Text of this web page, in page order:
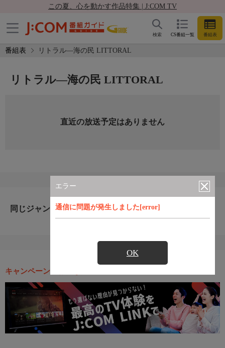
この夏、心を動かす作品特集 | J:COM TV
CS番組一覧 番組表
検索
番組表 リトラル―海の民 LITTORAL
エラー
通信に問題が発生しました[error]
OK
リトラル―海の民 LITTORAL
直近の放送予定はありません
同じジャンルのおすすめ番組
キャンペーン・お得な情報